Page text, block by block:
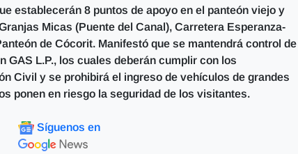
establecerán 8 puntos de apoyo en el panteón viejo y
Micas (Puente del Canal), Carretera Esperanza-
de Cócorit. Manifestó que se mantendrá control de
L.P., los cuales deberán cumplir con los
Civil y se prohibirá el ingreso de vehículos de grandes
ponen en riesgo la seguridad de los visitantes.
Síguenos en